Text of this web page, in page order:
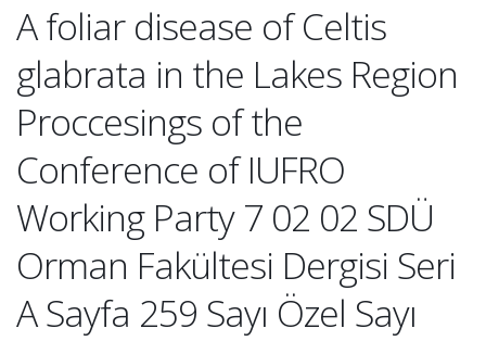
A foliar disease of Celtis
glabrata in the Lakes Region
Proccesings of the
Conference of IUFRO
Working Party 7 02 02 SDÜ
Orman Fakültesi Dergisi Seri
A Sayfa 259 Sayı Özel Sayı